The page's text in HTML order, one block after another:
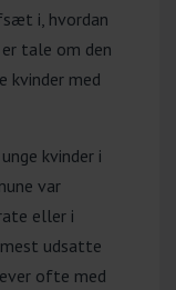
i, hvordan
tale om den
kvinder med
kvinder i
var
eller i
udsatte
ofte med